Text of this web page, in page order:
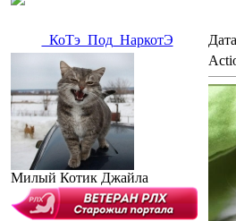
_КоТэ_Под_НаркотЭ
Милый Котик Джайла